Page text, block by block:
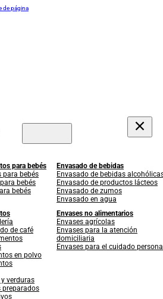
de página
para bebés
para bebés
bebés
bebés
Envasado de bebidas
Envasado de bebidas
Envasado de productos lácteos
Envasado de zumos
Envasado en agua
de café
en polvo
verduras
preparados
Envases no alimentarios
Envases agrícolas
Envases para la atención
domiciliaria
Envases para el cuidado